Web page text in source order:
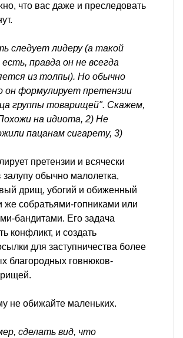
что вас даже и преследовать
следует лидеру (а такой
есть, правда он не всегда
из толпы). Но обычно
он формулирует претензии
группы товарищей". Скажем,
на идиота, 2) Не
пацанам сигарету, 3)
претензии и всячески
залупу обычно малолетка,
дрищ, убогий и обиженный
же собратьями-гопниками или
бандитами. Его задача
конфликт, и создать
для заступничества более
благородных говнюков-
не обижайте маленьких.
сделать вид, что